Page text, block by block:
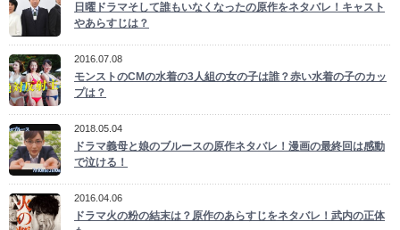
日曜ドラマそして誰もいなくなったの原作をネタバレ！キャスト
やあらすじは？
2016.07.08
モンストのCMの水着の3人組の女の子は誰？赤い水着の子のカッ
プは？
2018.05.04
ドラマ義母と娘のブルースの原作ネタバレ！漫画の最終回は感動
で泣ける！
2016.04.06
ドラマ火の粉の結末は？原作のあらすじをネタバレ！武内の正体